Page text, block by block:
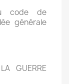
code de
générale
GUERRE